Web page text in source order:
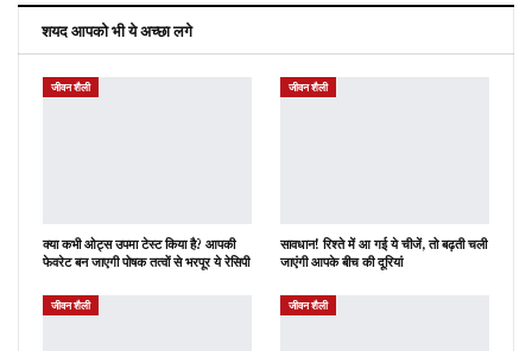
शयद आपको भी ये अच्छा लगे
जीवन शैली
क्या कभी ओट्स उपमा टेस्ट किया है? आपकी
फेवरेट बन जाएगी पोषक तत्वों से भरपूर ये रेसिपी
जीवन शैली
सावधान! रिश्ते में आ गई ये चीजें, तो बढ़ती चली
जाएंगी आपके बीच की दूरियां
जीवन शैली जीवन शैली